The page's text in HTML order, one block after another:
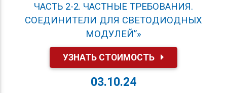
ЧАСТЬ 2-2. ЧАСТНЫЕ ТРЕБОВАНИЯ.
СОЕДИНИТЕЛИ ДЛЯ СВЕТОДИОДНЫХ
МОДУЛЕЙ”»
УЗНАТЬ СТОИМОСТЬ
03.10.24